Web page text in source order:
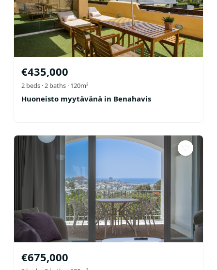
€435,000
2 beds ·2 baths · 120m²
Huoneisto myytävänä in Benahavis
♡
€675,000